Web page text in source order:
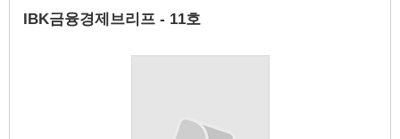
IBK금융경제브리프 - 11호